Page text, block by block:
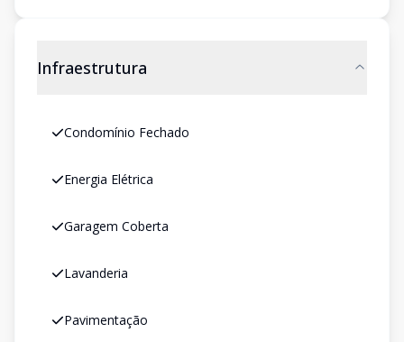
Infraestrutura
Condomínio Fechado
Energia Elétrica
Garagem Coberta
Lavanderia
Pavimentação